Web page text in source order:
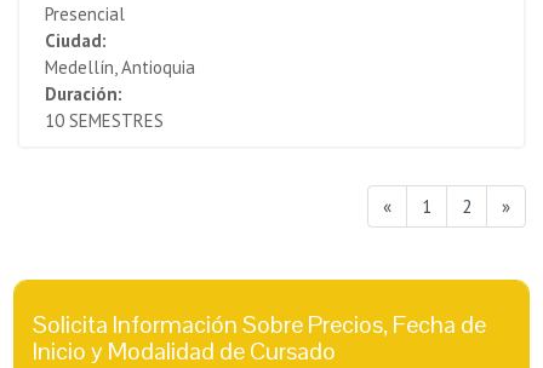
Presencial
Ciudad:
Medellín, Antioquia
Duración:
10 SEMESTRES
« 1 2 »
Solicita Información Sobre Precios, Fecha de
Inicio y Modalidad de Cursado